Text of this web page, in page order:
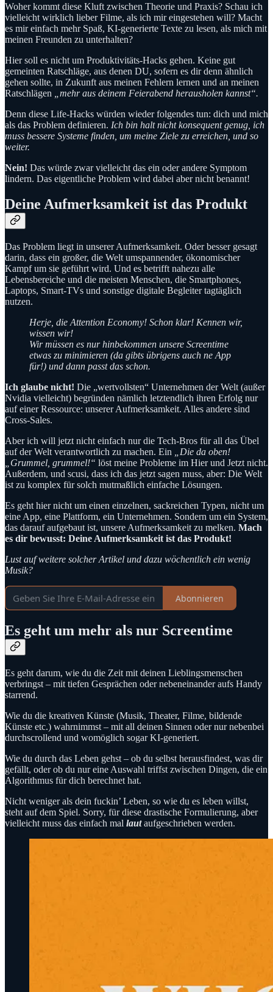
Woher kommt diese Kluft zwischen Theorie und Praxis? Schau ich
vielleicht wirklich lieber Filme, als ich mir eingestehen will? Macht
es mir einfach mehr Spaß, KI-generierte Texte zu lesen, als mich mit
meinen Freunden zu unterhalten?
Hier soll es nicht um Produktivitäts-Hacks gehen. Keine gut
gemeinten Ratschläge, aus denen DU, sofern es dir denn ähnlich
gehen sollte, in Zukunft aus meinen Fehlern lernen und an meinen
Ratschlägen
„mehr aus deinem Feierabend herausholen kannst“.
Denn diese Life-Hacks würden wieder folgendes tun: dich und mich
als das Problem definieren. Ich bin halt nicht konsequent genug, ich
muss bessere Systeme finden, um meine Ziele zu erreichen, und so
weiter.
Nein! Das würde zwar vielleicht das ein oder andere Symptom
lindern. Das eigentliche Problem wird dabei aber nicht benannt!
Deine Aufmerksamkeit ist das Produkt
Das Problem liegt in unserer Aufmerksamkeit. Oder besser gesagt
darin, dass ein großer, die Welt umspannender, ökonomischer
Kampf um sie geführt wird. Und es betrifft nahezu alle
Lebensbereiche und die meisten Menschen, die Smartphones,
Laptops, Smart-TVs und sonstige digitale Begleiter tagtäglich
nutzen.
Herje, die Attention Economy! Schon klar! Kennen wir,
wissen wir!
Wir müssen es nur hinbekommen unsere Screentime
etwas zu minimieren (da gibts übrigens auch ne App
für!) und dann passt das schon.
Ich glaube nicht! Die „wertvollsten“ Unternehmen der Welt (außer
Nvidia vielleicht) begründen nämlich letztendlich ihren Erfolg nur
auf einer Ressource: unserer Aufmerksamkeit. Alles andere sind
Cross-Sales.
Aber ich will jetzt nicht einfach nur die Tech-Bros für all das Übel
auf der Welt verantwortlich zu machen. Ein
„Die da oben!
„Grummel, grummel!“ löst meine Probleme im Hier und Jetzt nicht.
Außerdem, und scusi, dass ich das jetzt sagen muss, aber: Die Welt
ist zu komplex für solch mutmaßlich einfache Lösungen.
Es geht hier nicht um einen einzelnen, sackreichen Typen, nicht um
eine App, eine Plattform, ein Unternehmen. Sondern um ein System,
das darauf aufgebaut ist, unsere Aufmerksamkeit zu melken. Mach
es dir bewusst: Deine Aufmerksamkeit ist das Produkt!
Lust auf weitere solcher Artikel und dazu wöchentlich ein wenig
Musik?
Abonnieren
Es geht um mehr als nur Screentime
Es geht darum, wie du die Zeit mit deinen Lieblingsmenschen
verbringst – mit tiefen Gesprächen oder nebeneinander aufs Handy
starrend.
Wie du die kreativen Künste (Musik, Theater, Filme, bildende
Künste etc.) wahrnimmst – mit all deinen Sinnen oder nur nebenbei
durchscrollend und womöglich sogar KI-generiert.
Wie du durch das Leben gehst – ob du selbst herausfindest, was dir
gefällt, oder ob du nur eine Auswahl triffst zwischen Dingen, die ein
Algorithmus für dich berechnet hat.
Nicht weniger als dein fuckin’ Leben, so wie du es leben willst,
steht auf dem Spiel. Sorry, für diese drastische Formulierung, aber
vielleicht muss das einfach mal lautaufgeschrieben werden.